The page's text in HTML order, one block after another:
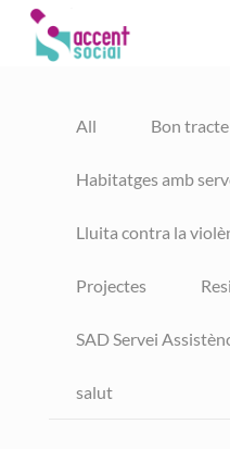
All Bon
Habitatges amb
Lluita contra la
Projectes
SAD Servei
salut